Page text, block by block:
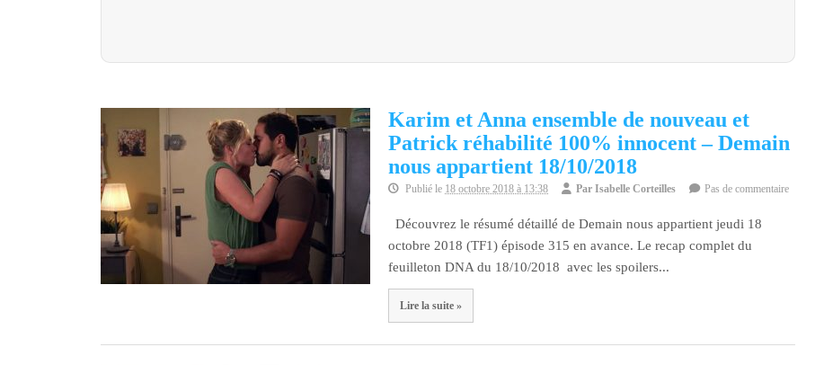
Karim et Anna ensemble de nouveau et
Patrick réhabilité 100% innocent – Demain
nous appartient 18/10/2018
Publié le 18 octobre 2018 à 13:38 Par Isabelle Corteilles Pas de commentaire
Découvrez le résumé détaillé de Demain nous appartient jeudi 18
octobre 2018 (TF1) épisode 315 en avance. Le recap complet du
feuilleton DNA du 18/10/2018 avec les spoilers...
Lire la suite »